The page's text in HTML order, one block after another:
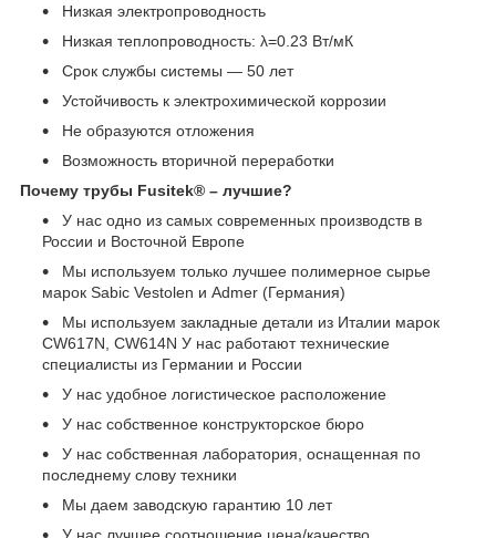
Низкая электропроводность
Низкая теплопроводность: λ=0.23 Вт/мК
Срок службы системы ― 50 лет
Устойчивость к электрохимической коррозии
Не образуются отложения
Возможность вторичной переработки
Почему трубы Fusitek® – лучшие?
У нас одно из самых современных производств в
России и Восточной Европе
Мы используем только лучшее полимерное сырье
марок Sabic Vestolen и Admer (Германия)
Мы используем закладные детали из Италии марок
CW617N, CW614N У нас работают технические
специалисты из Германии и России
У нас удобное логистическое расположение
У нас собственное конструкторское бюро
У нас собственная лаборатория, оснащенная по
последнему слову техники
Мы даем заводскую гарантию 10 лет
У нас лучшее соотношение цена/качество